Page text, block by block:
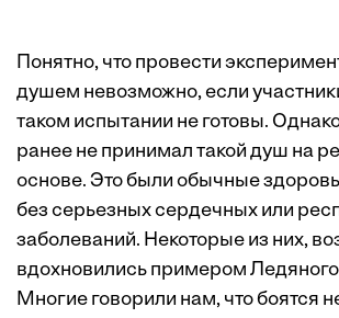
Понятно, что провести
душем невозможно, если
таком испытании не готовы.
ранее не принимал такой душ на
основе. Это были обычные
без серьезных сердечных или
заболеваний. Некоторые из них,
вдохновились примером
Многие говорили нам, что боятся